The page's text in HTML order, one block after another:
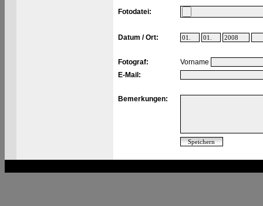
Fotodatei:
Datum / Ort:
Fotograf:
Vorname
E-Mail:
Bemerkungen: